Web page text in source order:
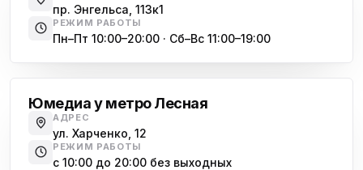
пр. Энгельса, 113к1
РЕЖИМ РАБОТЫ
Пн–Пт 10:00–20:00 · Сб–Вс 11:00–19:00
Юмедиа у метро Лесная
АДРЕС
ул. Харченко, 12
РЕЖИМ РАБОТЫ
с 10:00 до 20:00 без выходных